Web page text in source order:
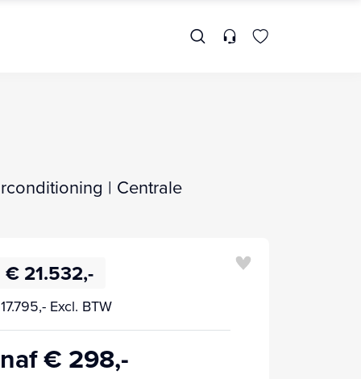
| Centrale
€ 21.532,-
Excl. BTW
€ 298,-